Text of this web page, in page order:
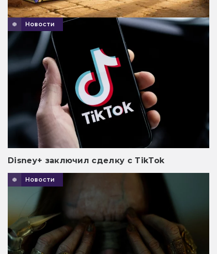
Новости
Disney+ заключил сделку с TikTok
Новости